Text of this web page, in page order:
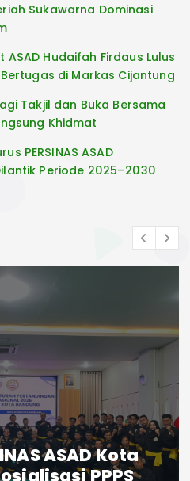
Sukawarna Dominasi
ASAD Hudaifah Firdaus Lulus
di Markas Cijantung
Takjil dan Buka Bersama
Khidmat
PERSINAS ASAD
Periode 2025–2030
ASAD Kota
PPPS